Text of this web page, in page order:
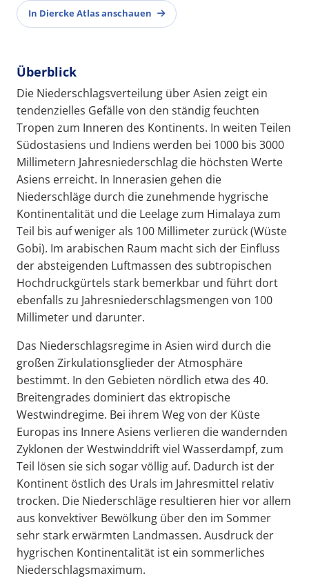
In Diercke Atlas anschauen
Überblick
Die Niederschlagsverteilung über Asien zeigt ein
tendenzielles Gefälle von den ständig feuchten
Tropen zum Inneren des Kontinents. In weiten Teilen
Südostasiens und Indiens werden bei 1000 bis 3000
Millimetern Jahresniederschlag die höchsten Werte
Asiens erreicht. In Innerasien gehen die
Niederschläge durch die zunehmende hygrische
Kontinentalität und die Leelage zum Himalaya zum
Teil bis auf weniger als 100 Millimeter zurück (Wüste
Gobi). Im arabischen Raum macht sich der Einfluss
der absteigenden Luftmassen des subtropischen
Hochdruckgürtels stark bemerkbar und führt dort
ebenfalls zu Jahresniederschlagsmengen von 100
Millimeter und darunter.
Das Niederschlagsregime in Asien wird durch die
großen Zirkulationsglieder der Atmosphäre
bestimmt. In den Gebieten nördlich etwa des 40.
Breitengrades dominiert das ektropische
Westwindregime. Bei ihrem Weg von der Küste
Europas ins Innere Asiens verlieren die wandernden
Zyklonen der Westwinddrift viel Wasserdampf, zum
Teil lösen sie sich sogar völlig auf. Dadurch ist der
Kontinent östlich des Urals im Jahresmittel relativ
trocken. Die Niederschläge resultieren hier vor allem
aus konvektiver Bewölkung über den im Sommer
sehr stark erwärmten Landmassen. Ausdruck der
hygrischen Kontinentalität ist ein sommerliches
Niederschlagsmaximum.